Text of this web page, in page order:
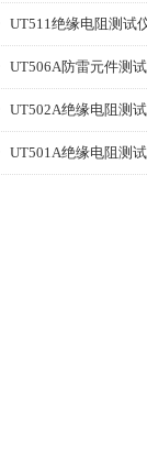
UT511绝缘电阻测试
UT506A防雷元件测
UT502A绝缘电阻测
UT501A绝缘电阻测